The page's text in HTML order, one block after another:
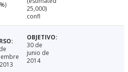
25,000)
confl
30 de
junio de
2014